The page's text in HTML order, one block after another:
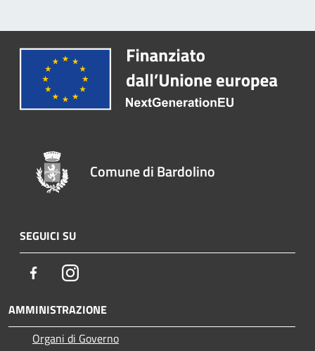
Comune di Bardolino
SEGUICI SU
FacebookInstagram
AMMINISTRAZIONE
Organi di Governo